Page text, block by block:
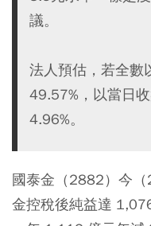
議。
法人預估，若全數
49.57%，以當日
4.96%。
國泰金（2882）今
金控稅後純益達